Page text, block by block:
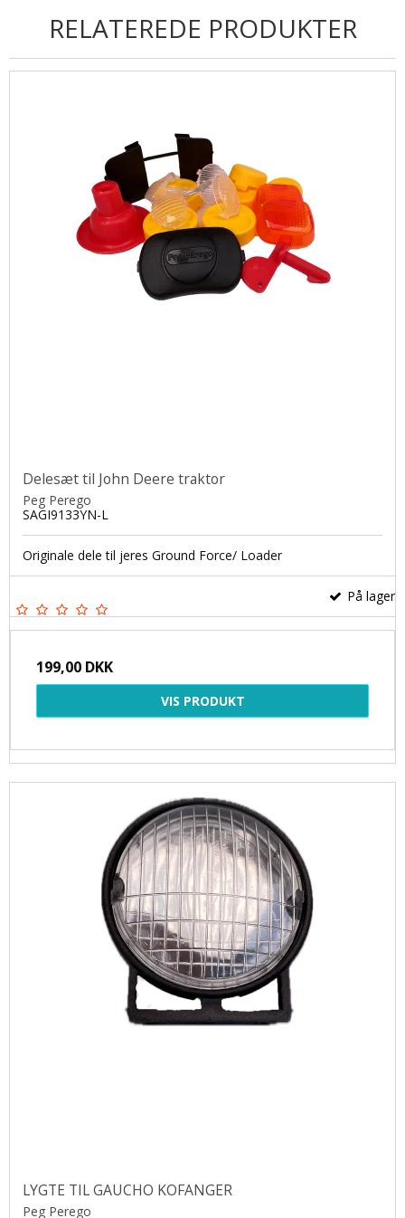
RELATEREDE PRODUKTER
Delesæt til John Deere traktor
Peg Perego
SAGI9133YN-L
Originale dele til jeres Ground Force/ Loader
På lager
199,00 DKK
VIS PRODUKT
LYGTE TIL GAUCHO KOFANGER
Peg Perego